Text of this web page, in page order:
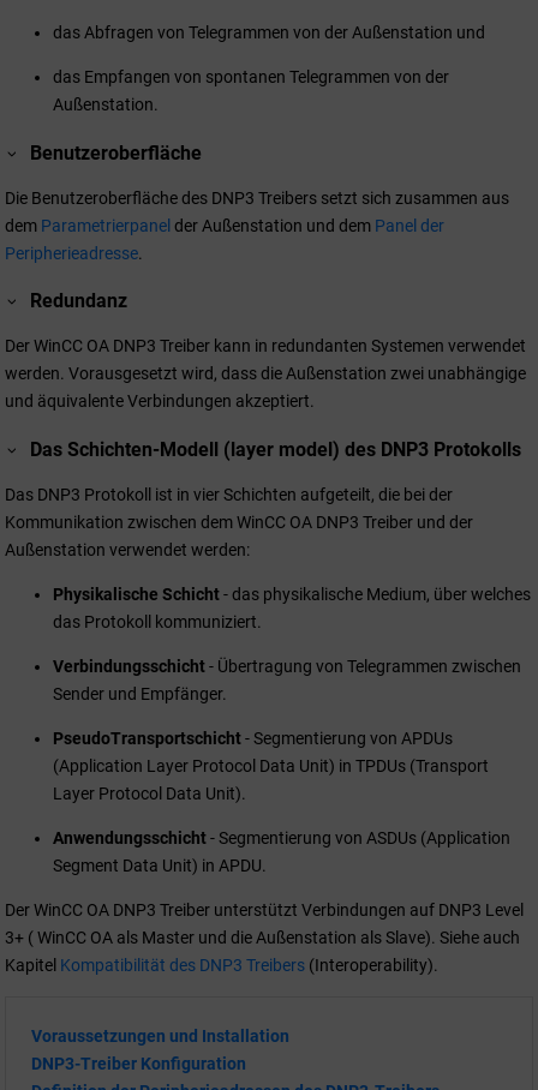
das Abfragen von Telegrammen von der Außenstation und
das Empfangen von spontanen Telegrammen von der
Außenstation.
Benutzeroberfläche
Die Benutzeroberfläche des DNP3 Treibers setzt sich zusammen aus
dem Parametrierpanel der Außenstation und dem Panel der
Peripherieadresse.
Redundanz
DerWinCC OA DNP3 Treiber kann in redundanten Systemen verwendet
werden. Vorausgesetzt wird, dass die Außenstation zwei unabhängige
und äquivalente Verbindungen akzeptiert.
Das Schichten-Modell (layer model) des DNP3 Protokolls
Das DNP3 Protokoll ist in vier Schichten aufgeteilt, die bei der
Kommunikation zwischen dem WinCC OA DNP3 Treiber und der
Außenstation verwendet werden:
Physikalische Schicht- das physikalische Medium, über welches
das Protokoll kommuniziert.
Verbindungsschicht- Übertragung von Telegrammen zwischen
Sender und Empfänger.
PseudoTransportschicht- Segmentierung von APDUs
(Application Layer Protocol Data Unit) in TPDUs (Transport
Layer Protocol Data Unit).
Anwendungsschicht- Segmentierung von ASDUs (Application
Segment Data Unit) in APDU.
Der WinCC OA DNP3 Treiber unterstützt Verbindungen auf DNP3 Level
3+ ( WinCC OA als Master und die Außenstation als Slave). Siehe auch
Kapitel Kompatibilität des DNP3 Treibers (Interoperability).
Voraussetzungen und Installation
DNP3-Treiber Konfiguration